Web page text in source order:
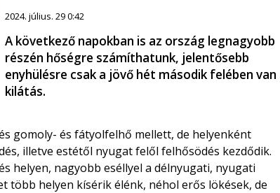
2024. július. 29 0:42
A következő napokban is az ország legnagyobb
részén hőségre számíthatunk, jelentősebb
enyhülésre csak a jövő hét második felében van
kilátás.
gomoly- és fátyolfelhő mellett, de helyenként
illetve estétől nyugat felől felhősödés kezdődik.
helyen, nagyobb eséllyel a délnyugati, nyugati
több helyen kísérik élénk, néhol erős lökések, de